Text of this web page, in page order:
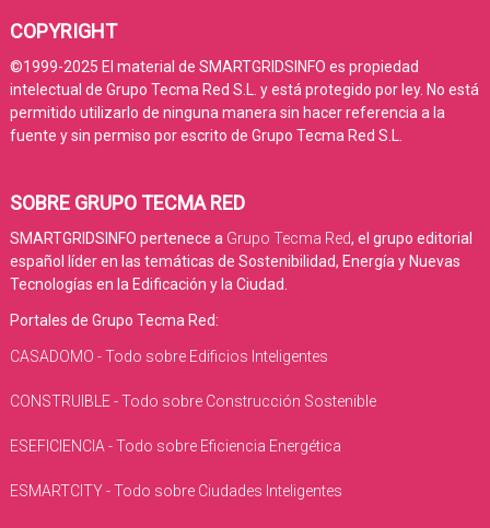
COPYRIGHT
©1999-2025 El material de SMARTGRIDSINFO es propiedad
intelectual de Grupo Tecma Red S.L. y está protegido por ley. No está
permitido utilizarlo de ninguna manera sin hacer referencia a la
fuente y sin permiso por escrito de Grupo Tecma Red S.L.
SOBRE GRUPO TECMA RED
SMARTGRIDSINFO pertenece a Grupo Tecma Red, el grupo editorial
español líder en las temáticas de Sostenibilidad, Energía y Nuevas
Tecnologías en la Edificación y la Ciudad.
Portales de Grupo Tecma Red:
CASADOMO - Todo sobre Edificios Inteligentes
CONSTRUIBLE - Todo sobre Construcción Sostenible
ESEFICIENCIA - Todo sobre Eficiencia Energética
ESMARTCITY - Todo sobre Ciudades Inteligentes